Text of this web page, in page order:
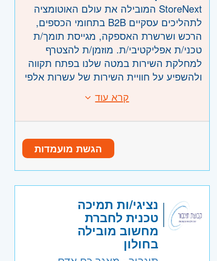
StoreNext המובילה את עולם האוטומציה
לתהליכים עסקיים B2B בתחומי הכספים,
הרכש ושרשרת האספקה, מגייסת תומך/ת
טכני/ת אפליקטיבי/ת. מוזמן/ת להצטרף
למחלקת השירות במטה שלנו בפתח תקווה
ולהשפיע על חוויית השירות של עשרות אלפי
פנים-ארגונית. התפקיד כולל מתן תמיכה
טכנית אפליקטיבית ללקוחות עסקיים בטלפון
ובמערכות החברה, ואינו כולל ניהול רשתות,
שרתים, סיסטם או סייבר.
מה תעשה/י?
מתן מענה טכני טלפוני ללקוחות
אהבה לטכנולוגיה וראש טכני סקרן
תודעת שירות גבוהה ויכולת עבודה
יכולים להגיש מועמדות
רוצה להתקדם לקריירה טכנולוגית בסביבת
עבודה דינמית ותומכת?
שלח/י קורות חיים עכשיו והצטרף/י למשפחת
קרא עוד
הגשת מועמדות
נציגי/ות תמיכה
טכנית לחברת
מחשוב מובילה
בחולון